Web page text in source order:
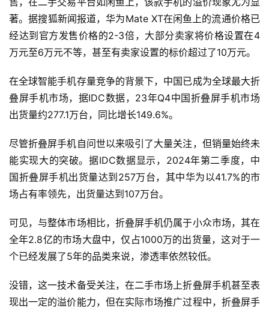
著。据搜狐新闻报道，华为Mate XT在闲鱼上的流通价格已
经达到官方发售价格的2-3倍，大部分卖家将价格设置在4
万元至6万元不等，甚至有卖家设置的标价超过了10万元。
在全球智能手机存量竞争的背景下，中国已成为全球最大折
叠屏手机市场，据IDC数据，23年Q4中国折叠屏手机市场
出货量约277.1万台，同比增长149.6%。
尽管折叠屏手机自问世以来吸引了大量关注，但销量始终未
能实现大的突破。据IDC数据显示，2024年第二季度，中
国折叠屏手机出货量达到257万台，其中华为以41.7%的市
场占有率领先，出货量达到107万台。
可见，与整体市场相比，折叠屏手机仍属于小众市场，其在
全年2.8亿的市场大盘中，仅占1000万的出货量，这对于一
个已经发展了5年的品类来说，渗透率依然较低。
没错，这一技术备受关注，在二手市场上折叠屏手机甚至表
现出一定的溢价能力，但在实际市场推广过程中，折叠屏手